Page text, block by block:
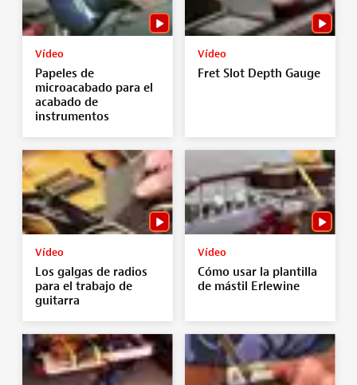
Vídeo
Papeles de
microacabado para el
acabado de
instrumentos
Vídeo
Fret Slot Depth Gauge
Vídeo
Los galgas de radios
para el trabajo de
guitarra
Vídeo
Cómo usar la plantilla
de mástil Erlewine